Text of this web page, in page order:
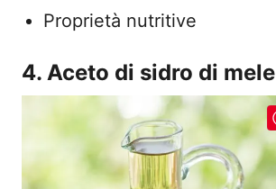
Proprietà nutritive
4. Aceto di sidro di mele